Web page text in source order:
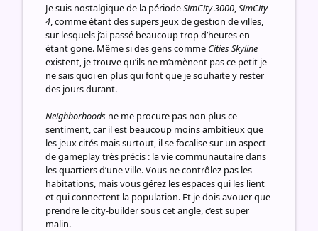
Je suis nostalgique de la périodeSimCity 3000 SimCity
4 , comme étant des supers jeux de gestion de villes,
sur lesquels j’ai passé beaucoup trop d’heures en
étant gone. Même si des gens comme Cities Skyline
existent, je trouve qu’ils ne m’amènent pas ce petit je
ne sais quoi en plus qui font que je souhaite y rester
des jours durant.
Neighborhoods ne me procure pas non plus ce
sentiment, car il est beaucoup moins ambitieux que
les jeux cités mais surtout, il se focalise sur un aspect
de gameplay très précis : la vie communautaire dans
les quartiers d’une ville. Vous ne contrôlez pas les
habitations, mais vous gérez les espaces qui les lient
et qui connectent la population. Et je dois avouer que
prendre le city-builder sous cet angle, c’est super
malin.